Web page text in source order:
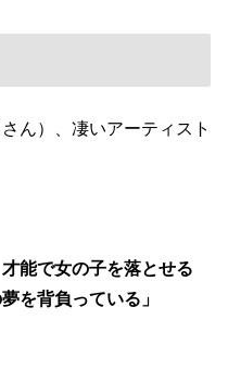
ん）、凄いアーティスト
能で女の子を落とせる
を背負っている」